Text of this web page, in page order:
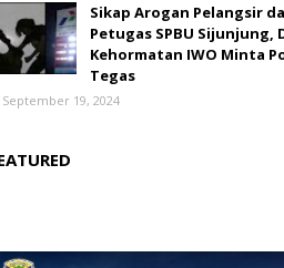
Sikap Arogan Pelangsir
Petugas SPBU Sijunjung,
Kehormatan IWO Minta
Tegas
September 19, 2024